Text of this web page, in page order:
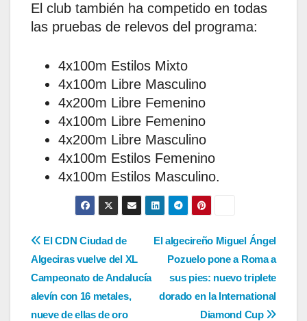
El club también ha competido en todas
las pruebas de relevos del programa:
4x100m Estilos Mixto
4x100m Libre Masculino
4x200m Libre Femenino
4x100m Libre Femenino
4x200m Libre Masculino
4x100m Estilos Femenino
4x100m Estilos Masculino.
Navegación
de
entradas
El algecireño Miguel Ángel
Pozuelo pone a Roma a
sus pies: nuevo triplete
dorado en la International
Diamond Cup
El CDN Ciudad de
Algeciras vuelve del XL
Campeonato de Andalucía
alevín con 16 metales,
nueve de ellas de oro